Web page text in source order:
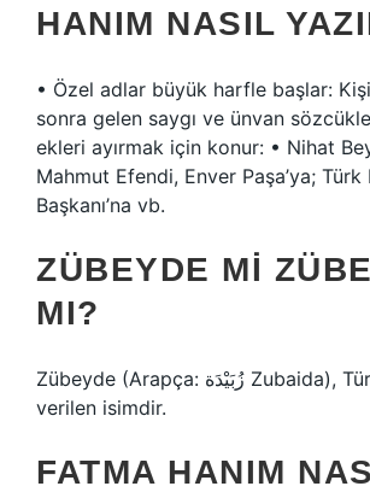
HANIM NASIL
• Özel adlar büyük harfle başlar:
sonra gelen saygı ve ünvan
ekleri ayırmak için konur: • Nihat
Mahmut Efendi, Enver Paşa’ya; Türk
Başkanı’na vb.
ZÜBEYDE MI
MI?
Zübeyde (Arapça: زُبَيْدَة Zubaida), Türkçe kadınlara
verilen isimdir.
FATMA HANIM